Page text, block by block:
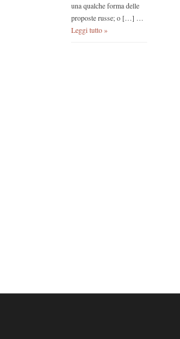
una qualche forma delle
proposte russe; o […] …
Leggi tutto »